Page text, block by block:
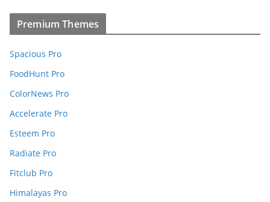
Premium Themes
Spacious Pro
FoodHunt Pro
ColorNews Pro
Accelerate Pro
Esteem Pro
Radiate Pro
Fitclub Pro
Himalayas Pro